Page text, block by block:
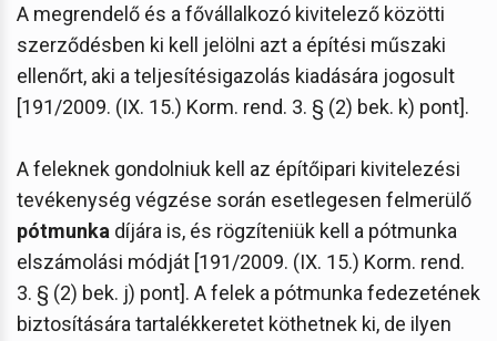
A megrendelő és a fővállalkozó kivitelező közötti
szerződésben ki kell jelölni azt a építési műszaki
ellenőrt, aki a teljesítésigazolás kiadására jogosult
[191/2009. (IX. 15.) Korm. rend. 3. § (2) bek. k) pont].
A feleknek gondolniuk kell az építőipari kivitelezési
tevékenység végzése során esetlegesen felmerülő
pótmunka díjára is, és rögzíteniük kell a pótmunka
elszámolási módját [191/2009. (IX. 15.) Korm. rend.
3. § (2) bek. j) pont]. A felek a pótmunka fedezetének
biztosítására tartalékkeretet köthetnek ki, de ilyen